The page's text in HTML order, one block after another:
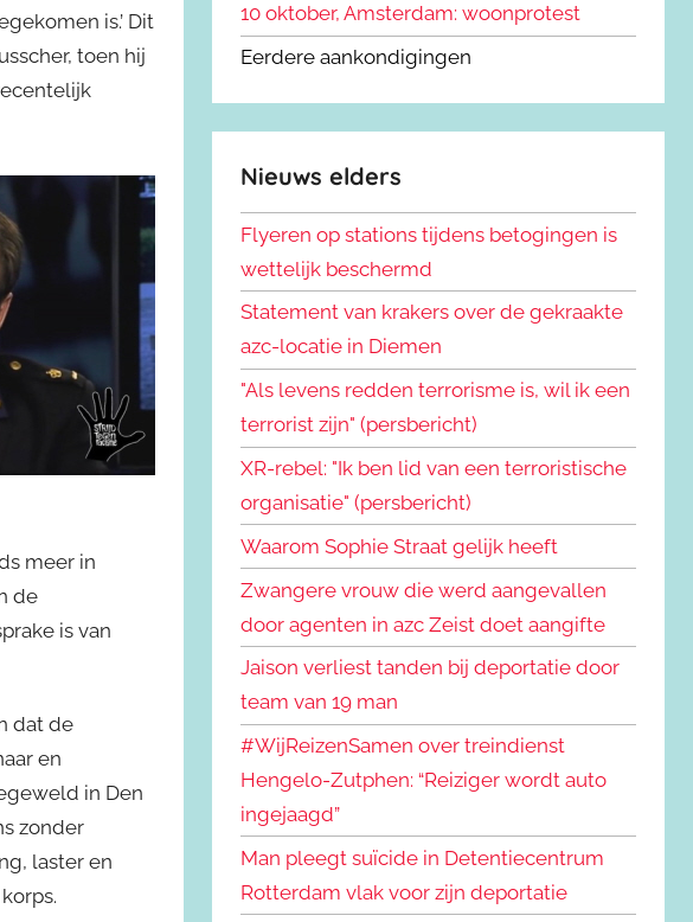
is.’ Dit
toen hij
meer in
de
is van
dat de
en
in Den
zonder
laster en
10 oktober, Amsterdam: woonprotest
Eerdere aankondigingen
Nieuws elders
Flyeren op stations tijdens betogingen is
wettelijk beschermd
Statement van krakers over de gekraakte
azc-locatie in Diemen
"Als levens redden terrorisme is, wil ik een
terrorist zijn" (persbericht)
XR-rebel: "Ik ben lid van een terroristische
organisatie" (persbericht)
Waarom Sophie Straat gelijk heeft
Zwangere vrouw die werd aangevallen
door agenten in azc Zeist doet aangifte
Jaison verliest tanden bij deportatie door
team van 19 man
#WijReizenSamen over treindienst
Hengelo-Zutphen: “Reiziger wordt auto
ingejaagd”
Man pleegt suïcide in Detentiecentrum
Rotterdam vlak voor zijn deportatie